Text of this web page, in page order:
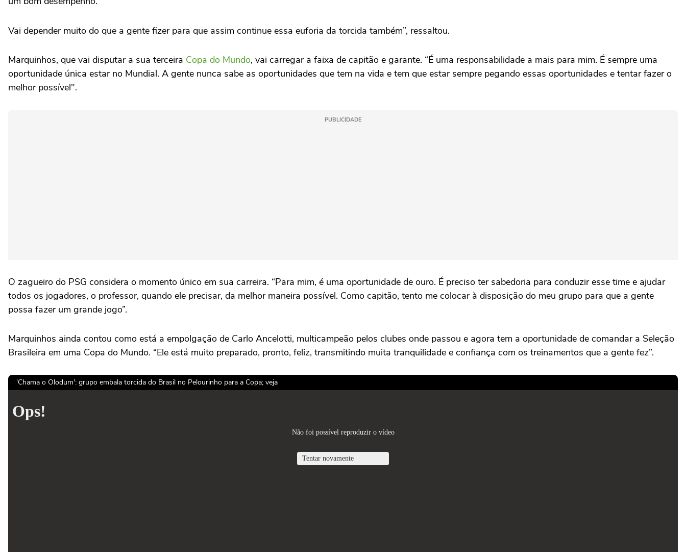
Vai depender muito do que a gente fizer para que assim continue essa euforia da torcida também”, ressaltou.
Marquinhos, que vai disputar a sua terceira Copa do Mundo, vai carregar a faixa de capitão e garante. “É uma responsabilidade a mais para mim. É sempre uma
oportunidade única estar no Mundial. A gente nunca sabe as oportunidades que tem na vida e tem que estar sempre pegando essas oportunidades e tentar fazer o
melhor possível".
PUBLICIDADE
O zagueiro do PSG considera o momento único em sua carreira. “Para mim, é uma oportunidade de ouro. É preciso ter sabedoria para conduzir esse time e ajudar
todos os jogadores, o professor, quando ele precisar, da melhor maneira possível. Como capitão, tento me colocar à disposição do meu grupo para que a gente
possa fazer um grande jogo”.
Marquinhos ainda contou como está a empolgação de Carlo Ancelotti, multicampeão pelos clubes onde passou e agora tem a oportunidade de comandar a Seleção
Brasileira em uma Copa do Mundo. “Ele está muito preparado, pronto, feliz, transmitindo muita tranquilidade e confiança com os treinamentos que a gente fez”.
'Chama o Olodum': grupo embala torcida do Brasil no Pelourinho para a Copa; veja